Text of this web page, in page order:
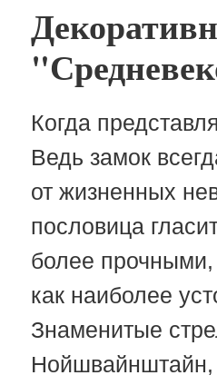
Когда
Ведь замок
от жизненных
пословица
более
как наиболее
Знаменитые
Нойшвайнштайн,